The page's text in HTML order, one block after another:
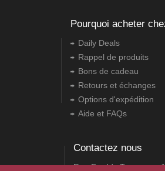
Pourquoi acheter
Daily Deals
Rappel de produits
Bons de cadeau
Retours et échanges
Options d'expédition
Aide et FAQs
Contactez nous
Rue Freddy Terwagne,